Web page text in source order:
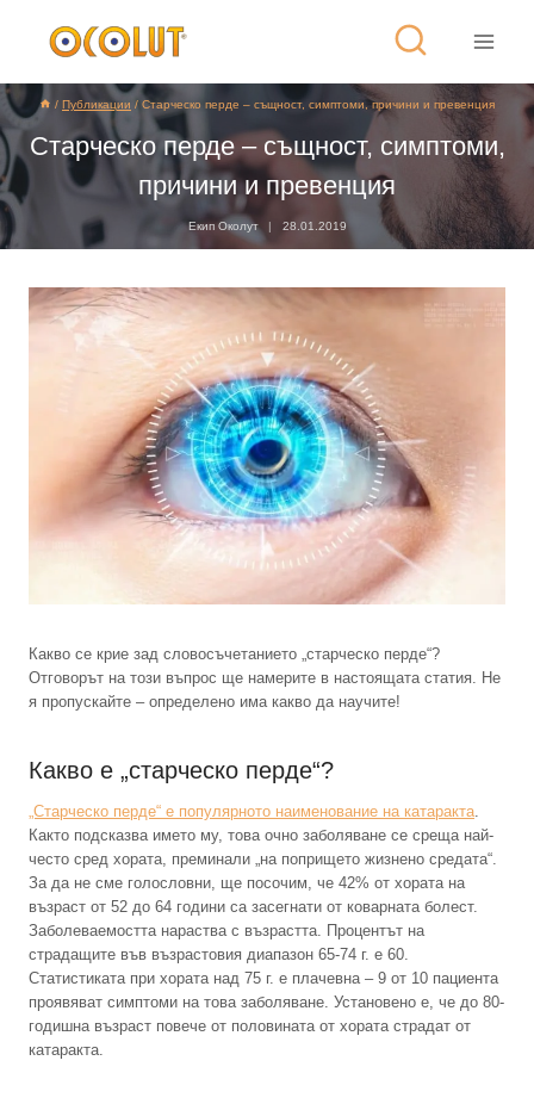
/ Публикации / Старческо перде – същност, симптоми, причини и превенция
Старческо перде – същност, симптоми,
причини и превенция
Екип Околут 28.01.2019
Какво се крие зад словосъчетанието „старческо перде“?
Отговорът на този въпрос ще намерите в настоящата статия. Не
я пропускайте – определено има какво да научите!
Какво е „старческо перде“?
„Старческо перде“ е популярното наименование на катаракта.
Както подсказва името му, това очно заболяване се среща най-
често сред хората, преминали „на попрището жизнено средата“.
За да не сме голословни, ще посочим, че 42% от хората на
възраст от 52 до 64 години са засегнати от коварната болест.
Заболеваемостта нараства с възрастта. Процентът на
страдащите във възрастовия диапазон 65-74 г. е 60.
Статистиката при хората над 75 г. е плачевна – 9 от 10 пациента
проявяват симптоми на това заболяване. Установено е, че до 80-
годишна възраст повече от половината от хората страдат от
катаракта.